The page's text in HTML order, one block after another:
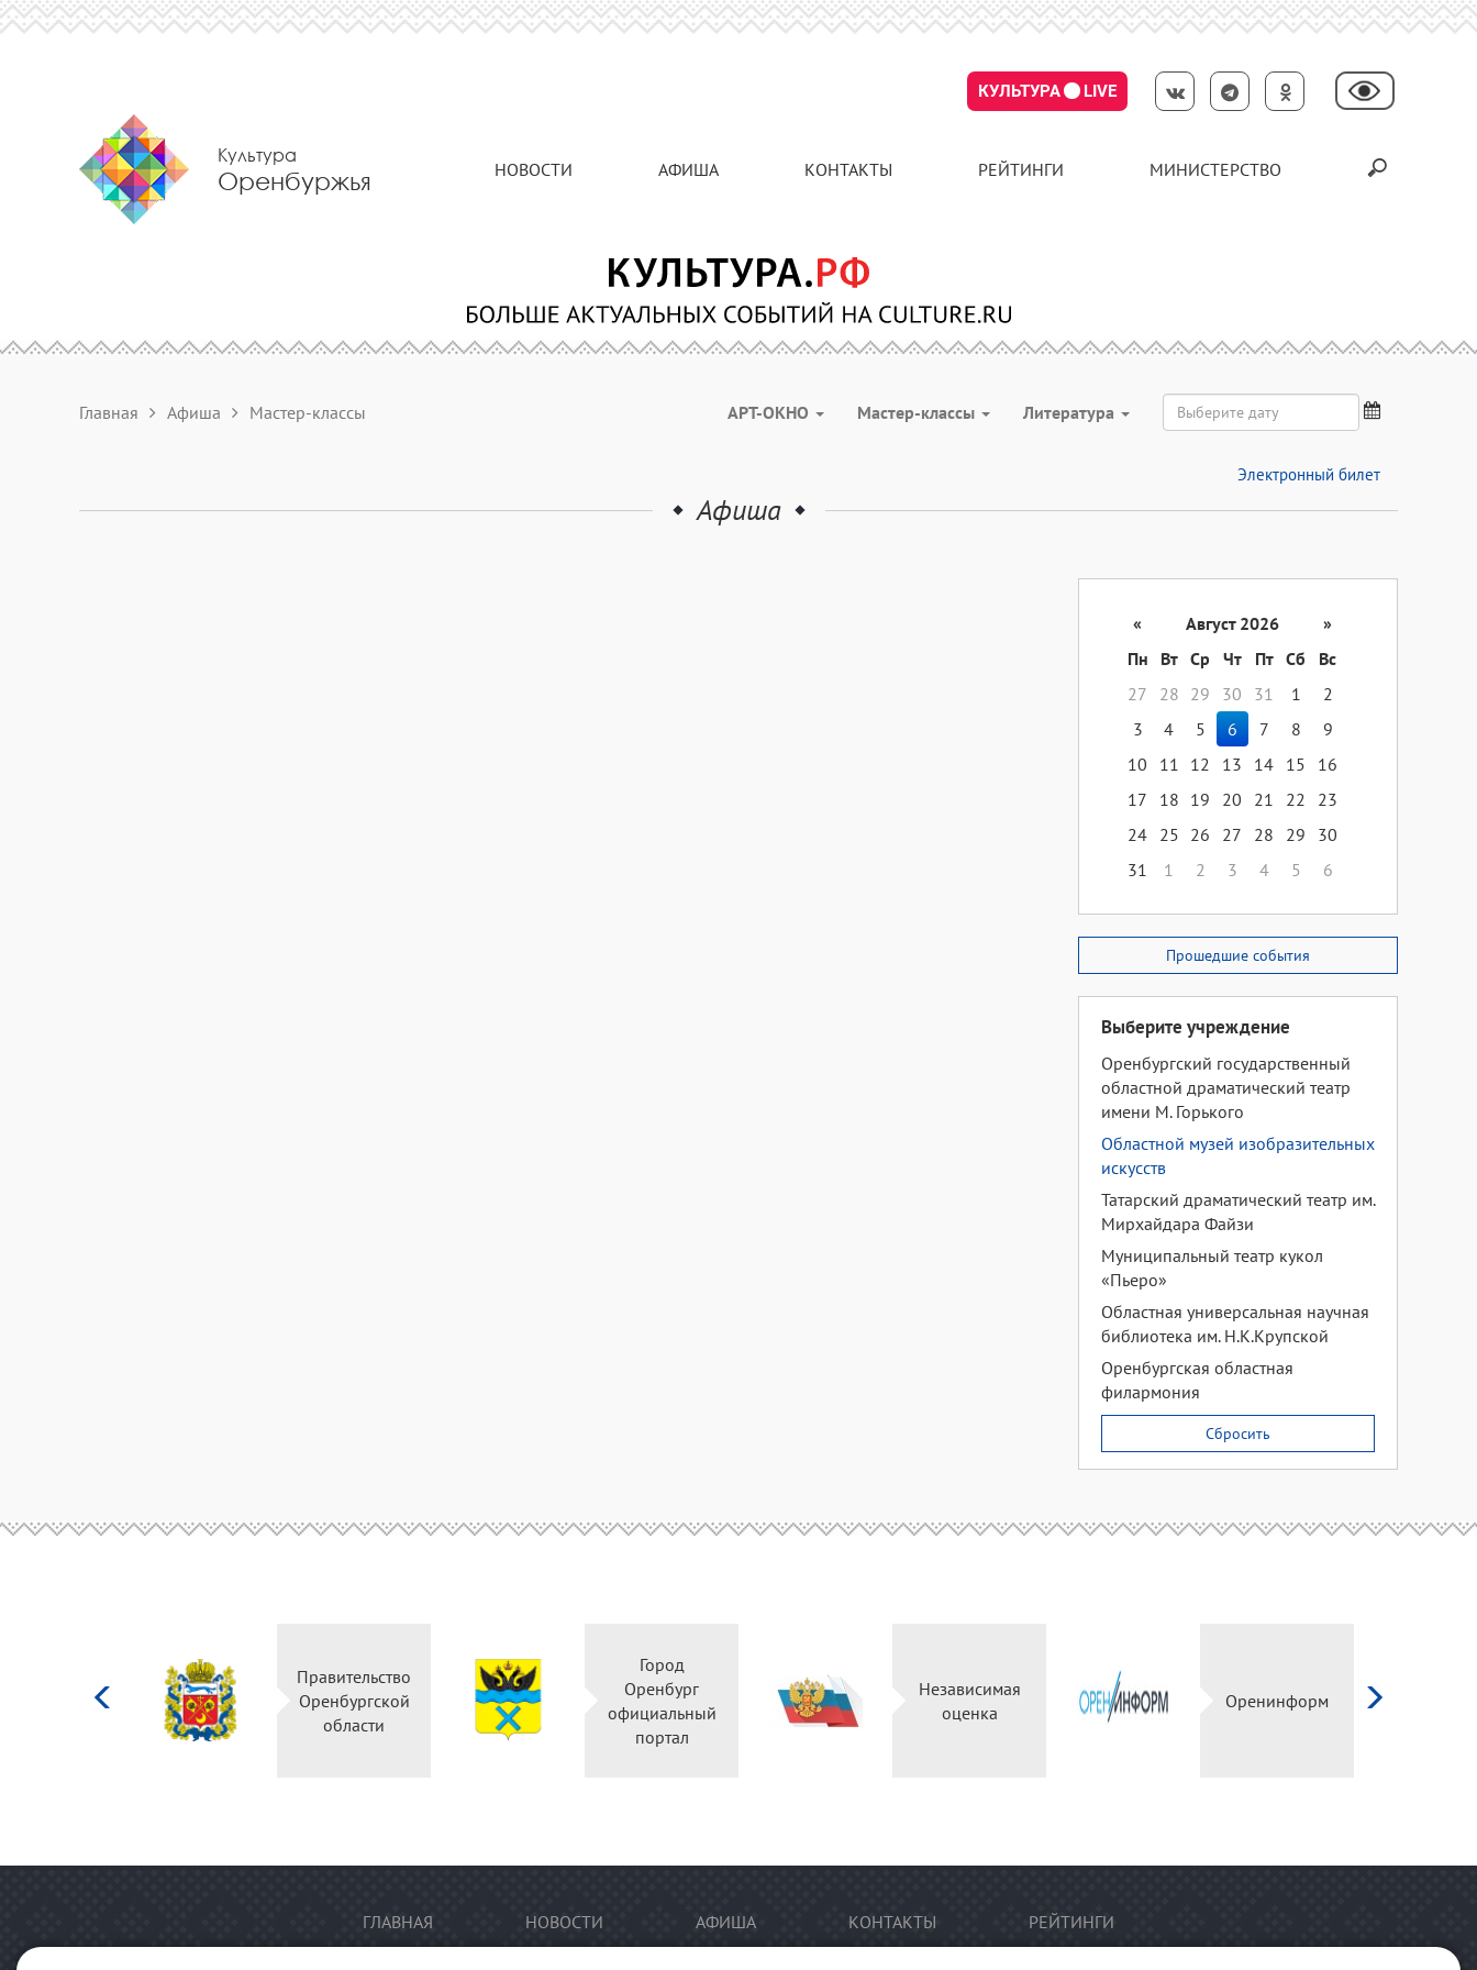
КУЛЬТУРА LIVE
Культура
Оренбуржья НОВОСТИ АФИША КОНТАКТЫ РЕЙТИНГИ МИНИСТЕРСТВО
Главная Афиша Мастер-классы АРТ-ОКНО Мастер-классы Литература
Электронный билет
Афиша
« Август 2026
»
Пн
Вт Ср Чт Пт Сб
Вс
27
28 29 30 31 1
2
3
4 5 6 7 8
9
10
11 12 13 14 15
16
17
18 19 20 21 22
23
24 25 26 27 28 29
30
31
1 2 3 4 5 6
Прошедшие события
Выберите учреждение
Оренбургский государственный
областной драматический театр
имени М. Горького
Областной музей изобразительных
искусств
Татарский драматический театр им.
Мирхайдара Файзи
Муниципальный театр кукол
«Пьеро»
Областная универсальная научная
библиотека им. Н.К.Крупской
Оренбургская областная
филармония
Сбросить
Правительство
Оренбургской
области
Город
Оренбург
официальный
портал
Независимая
оценка
Оренинформ
ГЛАВНАЯ НОВОСТИ АФИША КОНТАКТЫ РЕЙТИНГИ